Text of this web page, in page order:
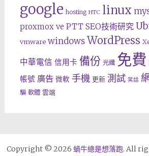
google hosting HTC linux
proxmox ve PTT SEO技術研究
vmware windows WordPress
中華電信 信用卡 備份 光纖 免費
帳號 廣告 微軟 手機 更新 測試 笑話
騙 軟體 雲端
Copyright © 2026 蝸牛總是想落跑. All